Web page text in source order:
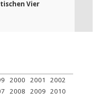
Vier
2000 2001
2002
2008 2009 2010